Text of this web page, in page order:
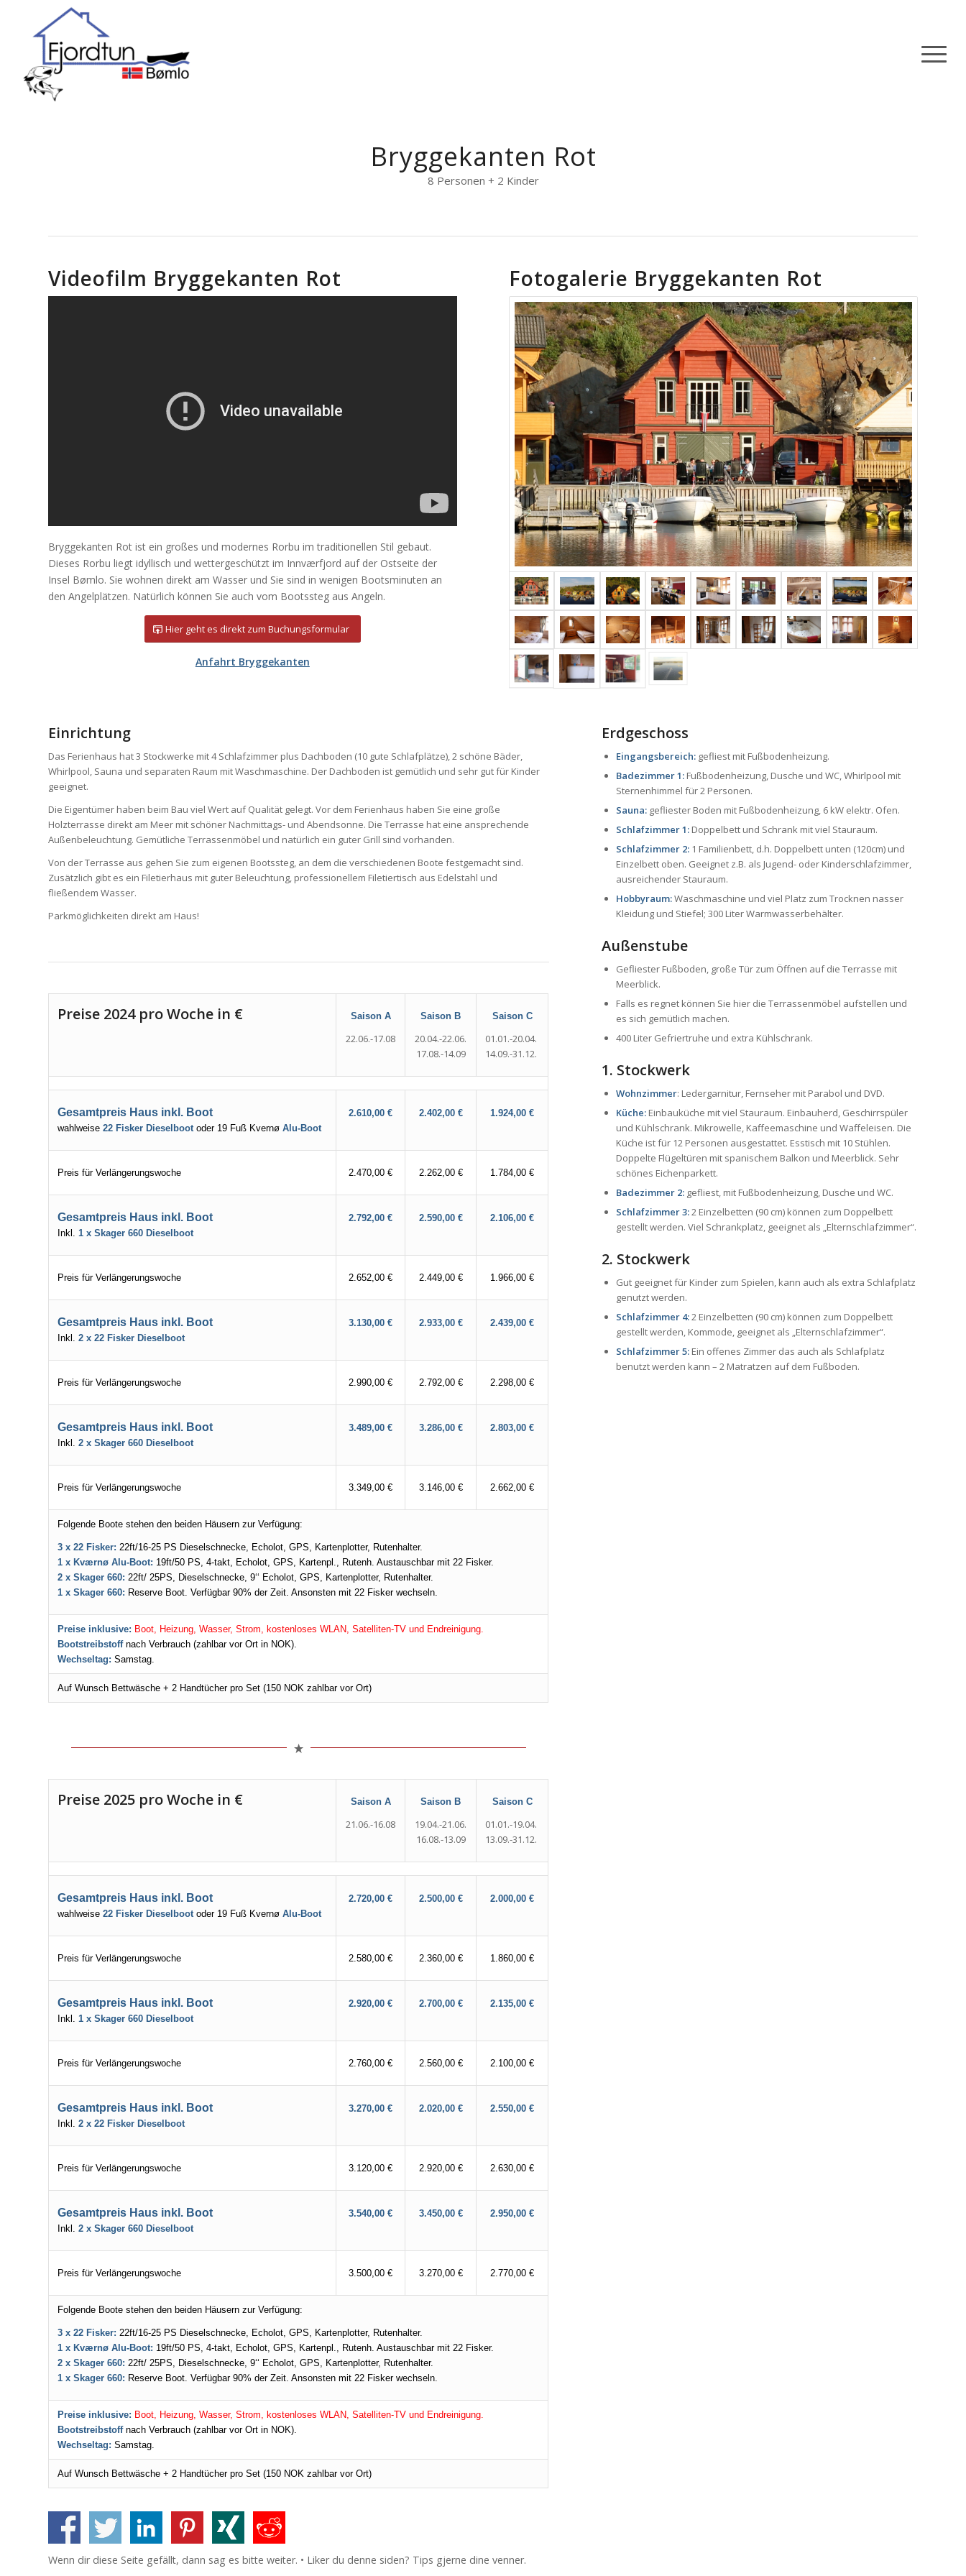
Bryggekanten Rot
8 Personen + 2 Kinder
Videofilm Bryggekanten Rot
Bryggekanten Rot ist ein großes und modernes Rorbu im traditionellen Stil gebaut.
Dieses Rorbu liegt idyllisch und wettergeschützt im Innværfjord auf der Ostseite der
Insel Bømlo. Sie wohnen direkt am Wasser und Sie sind in wenigen Bootsminuten an
den Angelplätzen. Natürlich können Sie auch vom Bootssteg aus Angeln.
Hier geht es direkt zum Buchungsformular
Anfahrt Bryggekanten
Fotogalerie Bryggekanten Rot
Einrichtung
Das Ferienhaus hat 3 Stockwerke mit 4 Schlafzimmer plus Dachboden (10 gute Schlafplätze), 2 schöne Bäder,
Whirlpool, Sauna und separaten Raum mit Waschmaschine. Der Dachboden ist gemütlich und sehr gut für Kinder
geeignet.
Die Eigentümer haben beim Bau viel Wert auf Qualität gelegt. Vor dem Ferienhaus haben Sie eine große
Holzterrasse direkt am Meer mit schöner Nachmittags- und Abendsonne. Die Terrasse hat eine ansprechende
Außenbeleuchtung. Gemütliche Terrassenmöbel und natürlich ein guter Grill sind vorhanden.
Von der Terrasse aus gehen Sie zum eigenen Bootssteg, an dem die verschiedenen Boote festgemacht sind.
Zusätzlich gibt es ein Filetierhaus mit guter Beleuchtung, professionellem Filetiertisch aus Edelstahl und
fließendem Wasser.
Parkmöglichkeiten direkt am Haus!
Preise 2024 pro Woche in € Saison A
22.06.-17.08
Saison B
20.04.-22.06.
17.08.-14.09
Saison C
01.01.-20.04.
14.09.-31.12.
Gesamtpreis Haus inkl. Boot
wahlweise 22 Fisker Dieselboot oder 19 Fuß Kvernø Alu-Boot
2.610,00 € 2.402,00 € 1.924,00 €
Preis für Verlängerungswoche 2.470,00 € 2.262,00 € 1.784,00 €
Gesamtpreis Haus inkl. Boot
Inkl. 1 x Skager 660 Dieselboot
2.792,00 € 2.590,00 € 2.106,00 €
Preis für Verlängerungswoche 2.652,00 € 2.449,00 € 1.966,00 €
Gesamtpreis Haus inkl. Boot
Inkl. 2 x 22 Fisker Dieselboot
3.130,00 € 2.933,00 € 2.439,00 €
Preis für Verlängerungswoche 2.990,00 € 2.792,00 € 2.298,00 €
Gesamtpreis Haus inkl. Boot
Inkl. 2 x Skager 660 Dieselboot
3.489,00 € 3.286,00 € 2.803,00 €
Preis für Verlängerungswoche 3.349,00 € 3.146,00 € 2.662,00 €
Folgende Boote stehen den beiden Häusern zur Verfügung:
3 x 22 Fisker: 22ft/16-25 PS Dieselschnecke, Echolot, GPS, Kartenplotter, Rutenhalter.
1 x Kværnø Alu-Boot: 19ft/50 PS, 4-takt, Echolot, GPS, Kartenpl., Rutenh. Austauschbar mit 22 Fisker.
2 x Skager 660: 22ft/ 25PS, Dieselschnecke, 9‘‘ Echolot, GPS, Kartenplotter, Rutenhalter.
1 x Skager 660: Reserve Boot. Verfügbar 90% der Zeit. Ansonsten mit 22 Fisker wechseln.
Preise inklusive: Boot, Heizung, Wasser, Strom, kostenloses WLAN, Satelliten-TV und Endreinigung.
Bootstreibstoff nach Verbrauch (zahlbar vor Ort in NOK).
Wechseltag: Samstag.
Auf Wunsch Bettwäsche + 2 Handtücher pro Set (150 NOK zahlbar vor Ort)
Preise 2025 pro Woche in € Saison A
21.06.-16.08
Saison B
19.04.-21.06.
16.08.-13.09
Saison C
01.01.-19.04.
13.09.-31.12.
Gesamtpreis Haus inkl. Boot
wahlweise 22 Fisker Dieselboot oder 19 Fuß Kvernø Alu-Boot
2.720,00 € 2.500,00 € 2.000,00 €
Preis für Verlängerungswoche 2.580,00 € 2.360,00 € 1.860,00 €
Gesamtpreis Haus inkl. Boot
Inkl. 1 x Skager 660 Dieselboot
2.920,00 € 2.700,00 € 2.135,00 €
Preis für Verlängerungswoche 2.760,00 € 2.560,00 € 2.100,00 €
Gesamtpreis Haus inkl. Boot
Inkl. 2 x 22 Fisker Dieselboot
3.270,00 € 2.020,00 € 2.550,00 €
Preis für Verlängerungswoche 3.120,00 € 2.920,00 € 2.630,00 €
Gesamtpreis Haus inkl. Boot
Inkl. 2 x Skager 660 Dieselboot
3.540,00 € 3.450,00 € 2.950,00 €
Preis für Verlängerungswoche 3.500,00 € 3.270,00 € 2.770,00 €
Folgende Boote stehen den beiden Häusern zur Verfügung:
3 x 22 Fisker: 22ft/16-25 PS Dieselschnecke, Echolot, GPS, Kartenplotter, Rutenhalter.
1 x Kværnø Alu-Boot: 19ft/50 PS, 4-takt, Echolot, GPS, Kartenpl., Rutenh. Austauschbar mit 22 Fisker.
2 x Skager 660: 22ft/ 25PS, Dieselschnecke, 9‘‘ Echolot, GPS, Kartenplotter, Rutenhalter.
1 x Skager 660: Reserve Boot. Verfügbar 90% der Zeit. Ansonsten mit 22 Fisker wechseln.
Preise inklusive: Boot, Heizung, Wasser, Strom, kostenloses WLAN, Satelliten-TV und Endreinigung.
Bootstreibstoff nach Verbrauch (zahlbar vor Ort in NOK).
Wechseltag: Samstag.
Auf Wunsch Bettwäsche + 2 Handtücher pro Set (150 NOK zahlbar vor Ort)
Erdgeschoss
Eingangsbereich:gefliest mit Fußbodenheizung.
Badezimmer 1:Fußbodenheizung, Dusche und WC, Whirlpool mit
Sternenhimmel für 2 Personen.
Sauna:gefliester Boden mit Fußbodenheizung, 6 kW elektr. Ofen.
Schlafzimmer 1:Doppelbett und Schrank mit viel Stauraum.
Schlafzimmer 2:1 Familienbett, d.h. Doppelbett unten (120cm) und
Einzelbett oben. Geeignet z.B. als Jugend- oder Kinderschlafzimmer,
ausreichender Stauraum.
Hobbyraum:Waschmaschine und viel Platz zum Trocknen nasser
Kleidung und Stiefel; 300 Liter Warmwasserbehälter.
Außenstube
Gefliester Fußboden, große Tür zum Öffnen auf die Terrasse mit
Meerblick.
Falls es regnet können Sie hier die Terrassenmöbel aufstellen und
es sich gemütlich machen.
400 Liter Gefriertruhe und extra Kühlschrank.
1. Stockwerk
Wohnzimmer: Ledergarnitur, Fernseher mit Parabol und DVD.
Küche:Einbauküche mit viel Stauraum. Einbauherd, Geschirrspüler
und Kühlschrank. Mikrowelle, Kaffeemaschine und Waffeleisen. Die
Küche ist für 12 Personen ausgestattet. Esstisch mit 10 Stühlen.
Doppelte Flügeltüren mit spanischem Balkon und Meerblick. Sehr
schönes Eichenparkett.
Badezimmer 2:gefliest, mit Fußbodenheizung, Dusche und WC.
Schlafzimmer 3:2 Einzelbetten (90 cm) können zum Doppelbett
gestellt werden. Viel Schrankplatz, geeignet als „Elternschlafzimmer“.
2. Stockwerk
Gut geeignet für Kinder zum Spielen, kann auch als extra Schlafplatz
genutzt werden.
Schlafzimmer 4:2 Einzelbetten (90 cm) können zum Doppelbett
gestellt werden, Kommode, geeignet als „Elternschlafzimmer“.
Schlafzimmer 5:Ein offenes Zimmer das auch als Schlafplatz
benutzt werden kann – 2 Matratzen auf dem Fußboden.
Wenn dir diese Seite gefällt, dann sag es bitte weiter. • Liker du denne siden? Tips gjerne dine venner.